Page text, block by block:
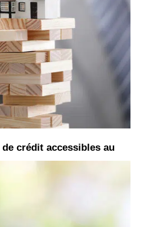
crédit accessibles au